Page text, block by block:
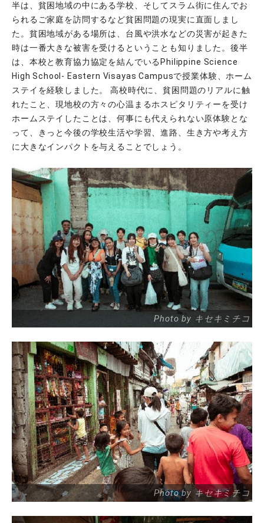
半は、貧困地域の中にある学校、そしてスラム街に住んでお
られるご家庭を訪問するなど貧困問題の現実に直面しまし
た。貧困地域がある場所は、台風や洪水などの災害が起きた
時は一番大きな被害を受けるということも知りました。後半
は、本校と教育協力協定を結んでいるPhilippine Science
High School- Eastern Visayas Campusで授業体験、ホーム
ステイを経験しました。 高校時代に、貧困問題のリアルに触
れたこと、現地校の方々の心温まるホスピタリティーを受け
ホームステイしたことは、何事にも代えられない原体験とな
って、きっと今後の学校生活や学習、進路、生き方や考え方
に大きなインパクトを与えることでしょう。
Photo by キセキミチコ
Photo by キセキミチコ